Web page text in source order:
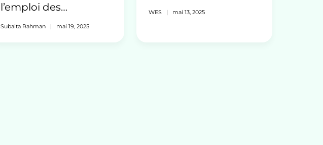
l’emploi des
réfugiés ?
Subaita Rahman | mai 19, 2025
pénurie de main-
WES | mai 13, 2025